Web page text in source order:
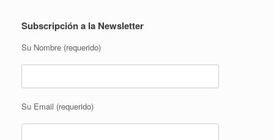
Subscripción a la Newsletter
Su Nombre (requerido)
Su Email (requerido)